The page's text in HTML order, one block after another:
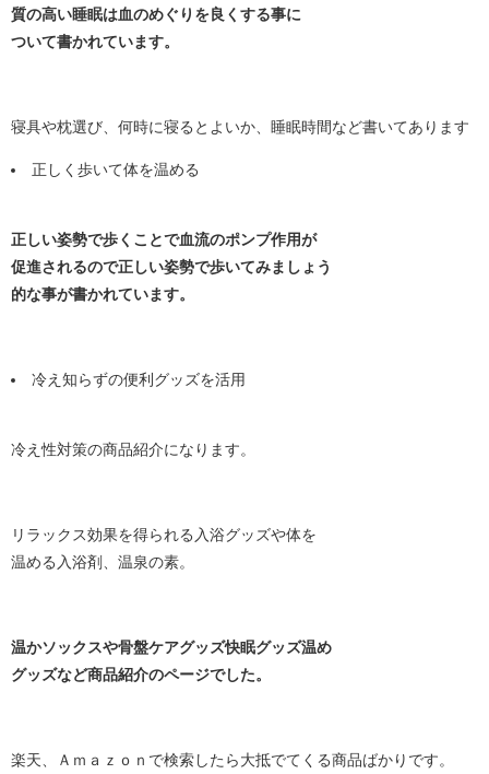
質の高い睡眠は血のめぐりを良くする事に
ついて書かれています。
寝具や枕選び、何時に寝るとよいか、睡眠時間など書いてあります
正しく歩いて体を温める
正しい姿勢で歩くことで血流のポンプ作用が
促進されるので正しい姿勢で歩いてみましょう
的な事が書かれています。
冷え知らずの便利グッズを活用
冷え性対策の商品紹介になります。
リラックス効果を得られる入浴グッズや体を
温める入浴剤、温泉の素。
温かソックスや骨盤ケアグッズ快眠グッズ温め
グッズなど商品紹介のページでした。
楽天、Ａｍａｚｏｎで検索したら大抵でてくる商品ばかりです。